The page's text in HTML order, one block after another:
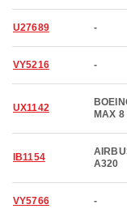
U27689 -
VY5216 -
UX1142
MAX 8
IB1154
A320
VY5766 -